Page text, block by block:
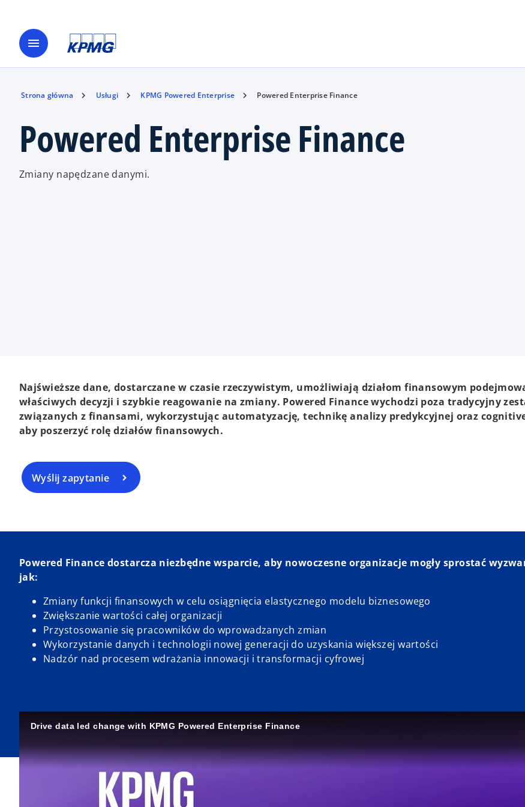
menu
Strona główna Usługi KPMG Powered Enterprise Powered Enterprise Finance
Powered Enterprise Finance
Zmiany napędzane danymi.
Najświeższe dane, dostarczane w czasie rzeczywistym, umożliwiają działom finansowym
właściwych decyzji i szybkie reagowanie na zmiany. Powered Finance wychodzi poza tradycyjny
związanych z finansami, wykorzystując automatyzację, technikę analizy predykcyjnej oraz
aby poszerzyć rolę działów finansowych.
Wyślij zapytanie
Powered Finance dostarcza niezbędne wsparcie, aby nowoczesne organizacje mogły sprostać
jak:
Zmiany funkcji finansowych w celu osiągnięcia elastycznego modelu biznesowego
Zwiększanie wartości całej organizacji
Przystosowanie się pracowników do wprowadzanych zmian
Wykorzystanie danych i technologii nowej generacji do uzyskania większej wartości
Nadzór nad procesem wdrażania innowacji i transformacji cyfrowej
Drive data led change with KPMG Powered Enterprise Finance